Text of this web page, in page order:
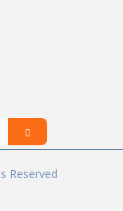
Reserved